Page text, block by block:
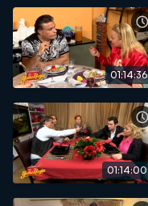
01:14:36
01:14:00